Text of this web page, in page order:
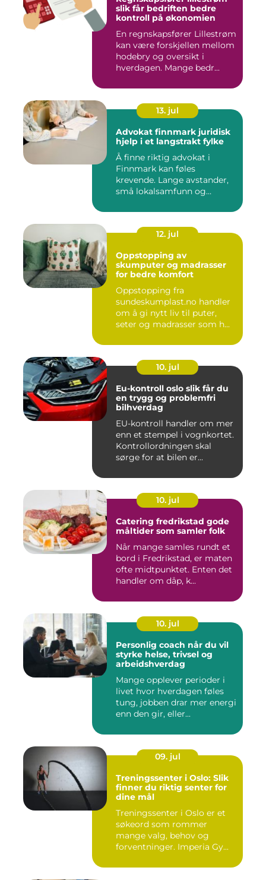
slik får bedriften bedre
kontroll på økonomien
En regnskapsfører Lillestrøm
kan være forskjellen mellom
hodebry og oversikt i
hverdagen. Mange bedr...
13. jul
Advokat finnmark juridisk
hjelp i et langstrakt fylke
Å finne riktig advokat i
Finnmark kan føles
krevende. Lange avstander,
små lokalsamfunn og
12. jul
Oppstopping av
skumputer og madrasser
for bedre komfort
Oppstopping fra
sundeskumplast.no handler
om å gi nytt liv til puter,
seter og madrasser som h...
10. jul
Eu-kontroll oslo slik får du
en trygg og problemfri
bilhverdag
EU-kontroll handler om mer
enn et stempel i vognkortet.
Kontrollordningen skal
sørge for at bilen er...
10. jul
Catering fredrikstad gode
måltider som samler folk
Når mange samles rundt et
bord i Fredrikstad, er maten
ofte midtpunktet. Enten det
handler om dåp, k...
10. jul
Personlig coach når du vil
styrke helse, trivsel og
arbeidshverdag
Mange opplever perioder i
livet hvor hverdagen føles
tung, jobben drar mer energi
enn den gir, eller...
09. jul
Treningssenter i Oslo: Slik
finner du riktig senter for
dine mål
Treningssenter i Oslo er et
søkeord som rommer
mange valg, behov og
forventninger. Imperia Gy...